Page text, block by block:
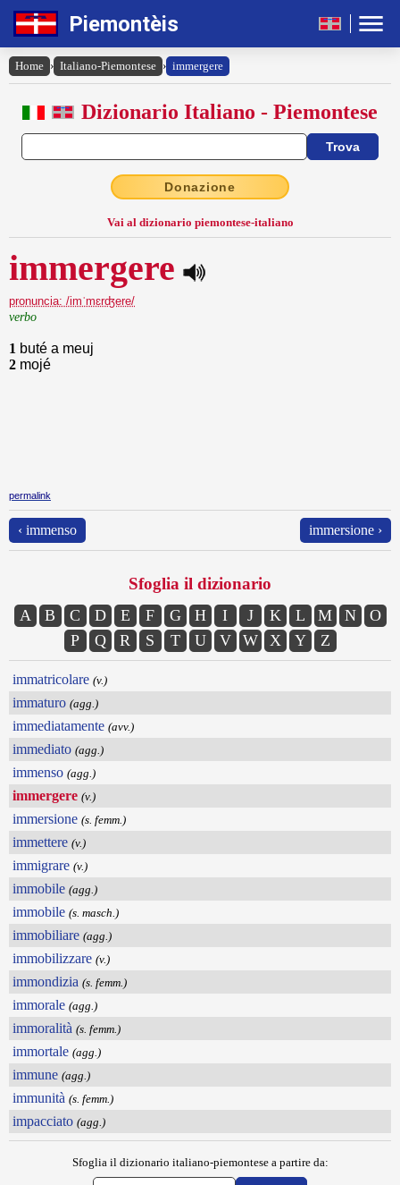
Piemontèis
Home › Italiano-Piemontese › immergere
Dizionario Italiano - Piemontese
Donazione
Vai al dizionario piemontese-italiano
immergere
pronuncia: /imˈmɛrʤere/
verbo
1 buté a meuj
2 mojé
permalink
‹ immenso immersione ›
Sfoglia il dizionario
A B C D E F G H I J K L M N
O
P
Q R S T U V W X Y Z
immatricolare (v.)
immaturo (agg.)
immediatamente (avv.)
immediato (agg.)
immenso (agg.)
immergere (v.)
immersione (s. femm.)
immettere (v.)
immigrare (v.)
immobile (agg.)
immobile (s. masch.)
immobiliare (agg.)
immobilizzare (v.)
immondizia (s. femm.)
immorale (agg.)
immoralità (s. femm.)
immortale (agg.)
immune (agg.)
immunità (s. femm.)
impacciato (agg.)
Sfoglia il dizionario italiano-piemontese a partire da: